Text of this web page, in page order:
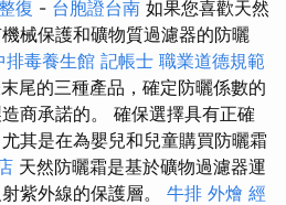
復 - 台胞證台南 如果您喜歡天然
械保護和礦物質過濾器的防曬
排毒養生館 記帳士 職業道德規範
尾的三種產品，確定防曬係數的
商承諾的。 確保選擇具有正確
其是在為嬰兒和兒童購買防曬霜
天然防曬霜是基於礦物過濾器運
紫外線的保護層。 牛排 外燴 經